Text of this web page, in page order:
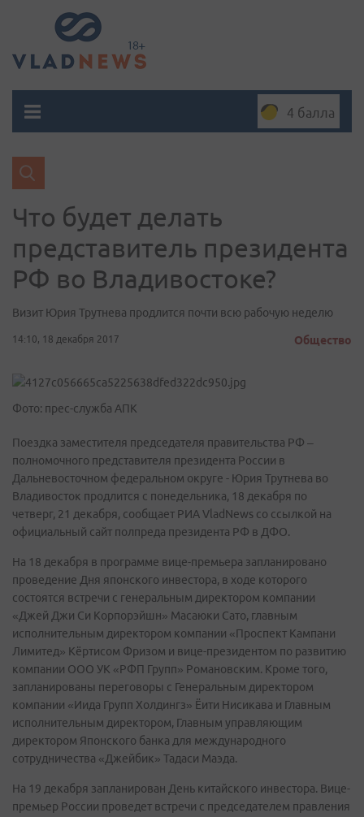
4 балла
Что будет делать
представитель президента
РФ во Владивостоке?
Визит Юрия Трутнева продлится почти всю рабочую неделю
14:10, 18 декабря 2017 Общество
Фото: прес-служба АПК
Поездка заместителя председателя правительства РФ –
полномочного представителя президента России в
Дальневосточном федеральном округе - Юрия Трутнева во
Владивосток продлится с понедельника, 18 декабря по
четверг, 21 декабря, сообщает РИА VladNews со ссылкой на
официальный сайт полпреда президента РФ в ДФО.
На 18 декабря в программе вице-премьера запланировано
проведение Дня японского инвестора, в ходе которого
состоятся встречи с генеральным директором компании
«Джей Джи Си Корпорэйшн» Масаюки Сато, главным
исполнительным директором компании «Проспект Кампани
Лимитед» Кёртисом Фризом и вице-президентом по развитию
компании ООО УК «РФП Групп» Романовским. Кроме того,
запланированы переговоры с Генеральным директором
компании «Иида Групп Холдингз» Ёити Нисикава и Главным
исполнительным директором, Главным управляющим
директором Японского банка для международного
сотрудничества «Джейбик» Тадаси Маэда.
На 19 декабря запланирован День китайского инвестора. Вице-
премьер России проведет встречи с председателем правления